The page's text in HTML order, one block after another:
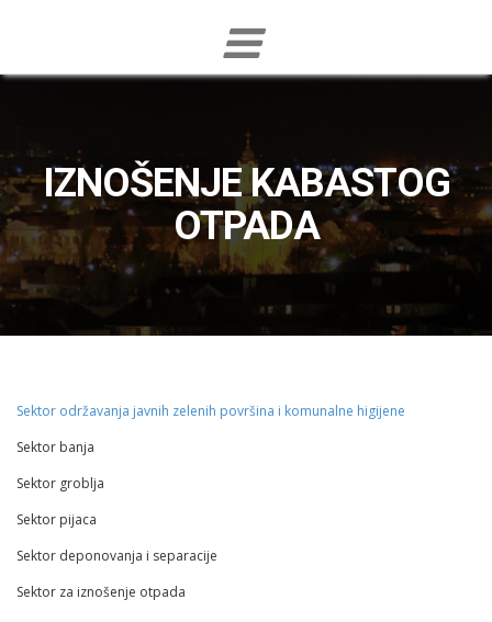
IZNOŠENJE KABASTOG
OTPADA
Sektor održavanja javnih zelenih površina i komunalne higijene
Sektor banja
Sektor groblja
Sektor pijaca
Sektor deponovanja i separacije
Sektor za iznošenje otpada